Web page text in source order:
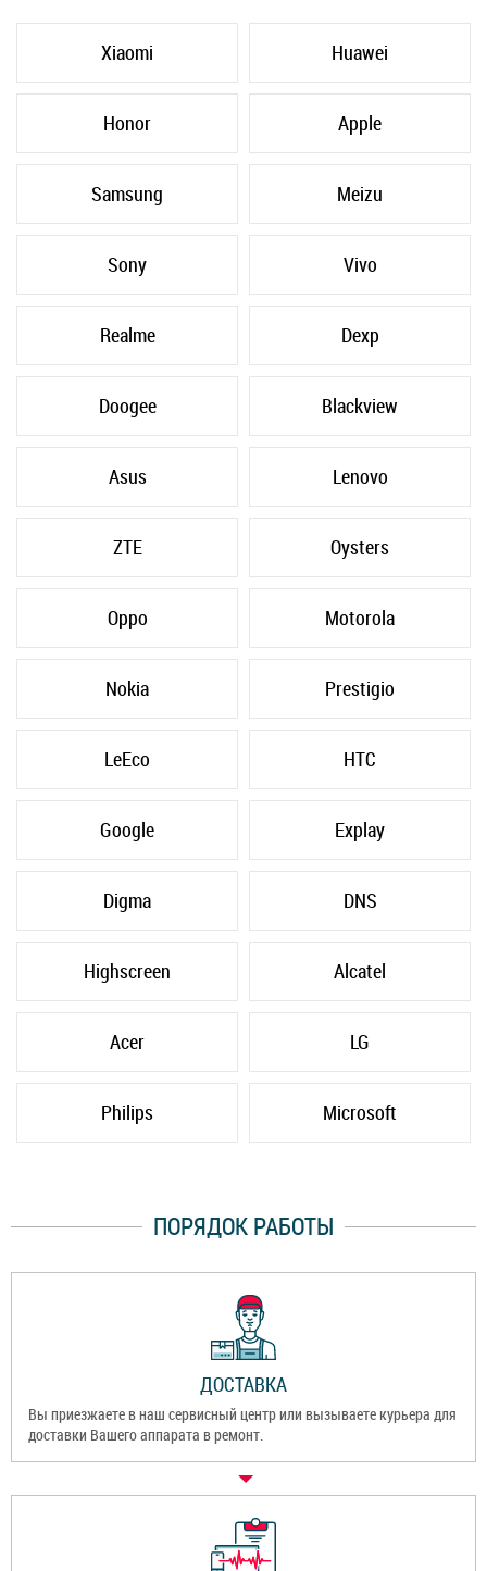
Xiaomi Huawei
Honor Apple
Samsung Meizu
Sony Vivo
Realme Dexp
Doogee Blackview
Asus Lenovo
ZTE Oysters
Oppo Motorola
Nokia Prestigio
LeEco HTC
Google Explay
Digma DNS
Highscreen Alcatel
Acer LG
Philips Microsoft
ПОРЯДОК РАБОТЫ
ДОСТАВКА
Вы приезжаете в наш сервисный центр или вызываете курьера для
доставки Вашего аппарата в ремонт.